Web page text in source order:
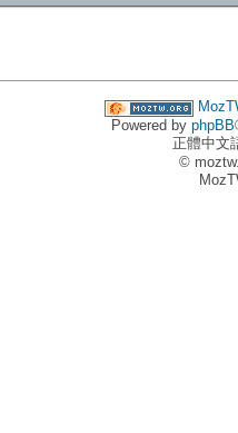
Powered by phpBB
正體中文
©